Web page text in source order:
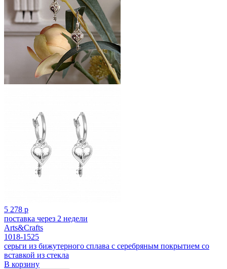
5 278 р
поставка через 2 недели
Arts&Crafts
1018-1525
серьги из бижутерного сплава с серебряным покрытием cо
вставкой из стекла
В корзину